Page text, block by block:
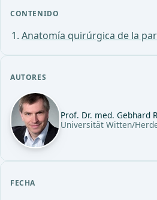
CONTENIDO
Anatomía quirúrgica de la
AUTORES
Prof. Dr. med. Gebhard
Universität Witten/
FECHA